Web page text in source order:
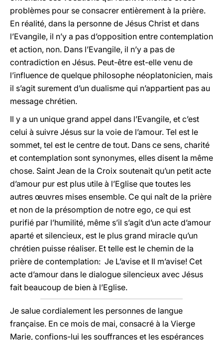
problèmes pour se consacrer entièrement à la prière.
En réalité, dans la personne de Jésus Christ et dans
l’Evangile, il n’y a pas d’opposition entre contemplation
et action, non. Dans l’Evangile, il n’y a pas de
contradiction en Jésus. Peut-être est-elle venu de
l’influence de quelque philosophe néoplatonicien, mais
il s’agit surement d’un dualisme qui n’appartient pas au
message chrétien.
Il y a un unique grand appel dans l’Evangile, et c’est
celui à suivre Jésus sur la voie de l’amour. Tel est le
sommet, tel est le centre de tout. Dans ce sens, charité
et contemplation sont synonymes, elles disent la même
chose. Saint Jean de la Croix soutenait qu’un petit acte
d’amour pur est plus utile à l’Eglise que toutes les
autres œuvres mises ensemble. Ce qui naît de la prière
et non de la présomption de notre ego, ce qui est
purifié par l’humilité, même s’il s’agit d’un acte d’amour
aparté et silencieux, est le plus grand miracle qu’un
chrétien puisse réaliser. Et telle est le chemin de la
prière de contemplation: Je L’avise et Il m’avise! Cet
acte d’amour dans le dialogue silencieux avec Jésus
fait beaucoup de bien à l’Eglise.
Je salue cordialement les personnes de langue
française. En ce mois de mai, consacré à la Vierge
Marie, confions-lui les souffrances et les espérances